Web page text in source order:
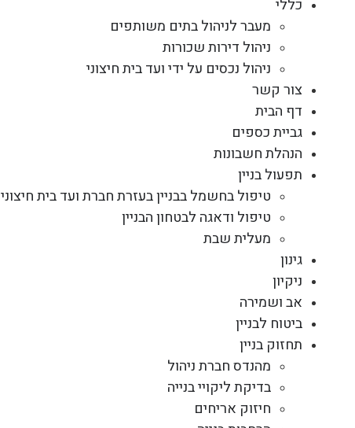
כללי
מעבר לניהול בתים משותפים
ניהול דירות שכורות
ניהול נכסים על ידי ועד בית חיצוני
צור קשר
דף הבית
גביית כספים
הנהלת חשבונות
תפעול בניין
טיפול בחשמל בבניין בעזרת חברת ועד בית חיצוני
טיפול ודאגה לבטחון הבניין
מעלית שבת
גינון
ניקיון
אב ושמירה
ביטוח לבניין
תחזוק בניין
מהנדס חברת ניהול
בדיקת ליקויי בנייה
חיזוק אריחים